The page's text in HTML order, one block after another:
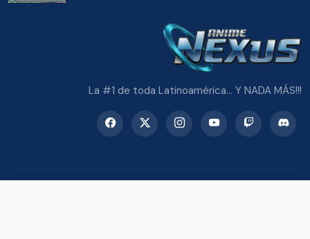
La #1 de toda Latinoamérica... Y NADA MÁS!!!